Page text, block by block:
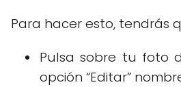
Para hacer esto, tendrás
Pulsa sobre tu foto
opción “Editar”